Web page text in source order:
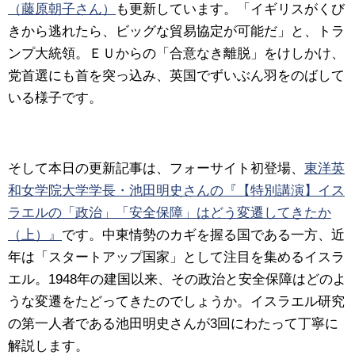
（藤原朝子さん）
も更新しています。「イギリスがくび
きから逃れたら、ビッグな貿易協定が可能だ」と、トラ
ンプ大統領。ＥＵからの「合意なき離脱」をけしかけ、
党首選にも首を突っ込み、英国でずいぶん羽をのばして
いる様子です。
そして本日の更新記事は、フォーサイト初登場、 東洋英
和女学院大学学長・池田明史さんの『【特別講演】イス
ラエルの「政治」「安全保障」はどう変遷してきたか
（上）』 です。中東情勢のカギを握る国である一方、近
年は「スタートアップ国家」として注目を集めるイスラ
エル。1948年の建国以来、その政治と安全保障はどのよ
うな変遷をたどってきたのでしょうか。イスラエル研究
の第一人者である池田明史さんが3回にわたって丁寧に
解説します。